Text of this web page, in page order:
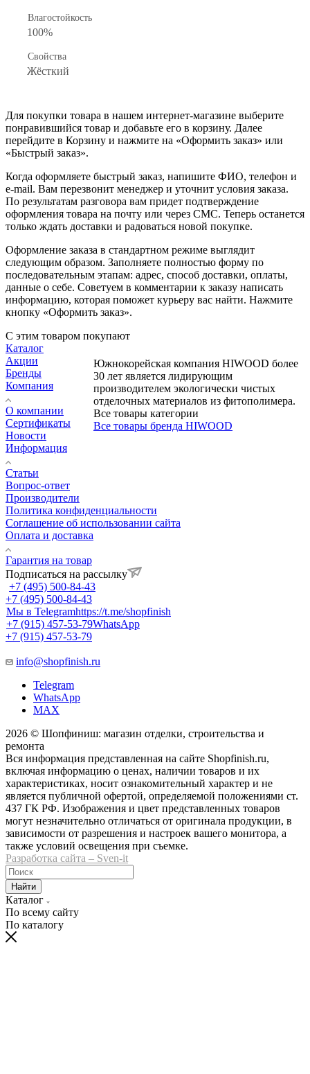
Влагостойкость
100%
Свойства
Жёсткий
Для покупки товара в нашем интернет-магазине выберите
понравившийся товар и добавьте его в корзину. Далее
перейдите в Корзину и нажмите на «Оформить заказ» или
«Быстрый заказ».
Когда оформляете быстрый заказ, напишите ФИО, телефон и
e-mail. Вам перезвонит менеджер и уточнит условия заказа.
По результатам разговора вам придет подтверждение
оформления товара на почту или через СМС. Теперь останется
только ждать доставки и радоваться новой покупке.
Оформление заказа в стандартном режиме выглядит
следующим образом. Заполняете полностью форму по
последовательным этапам: адрес, способ доставки, оплаты,
данные о себе. Советуем в комментарии к заказу написать
информацию, которая поможет курьеру вас найти. Нажмите
кнопку «Оформить заказ».
С этим товаром покупают
Южнокорейская компания HIWOOD более
30 лет является лидирующим
производителем экологически чистых
отделочных материалов из фитополимера.
Все товары категории
Все товары бренда HIWOOD
Каталог
Акции
Бренды
Компания
О компании
Сертификаты
Новости
Информация
Статьи
Вопрос-ответ
Производители
Политика конфиденциальности
Соглашение об использовании сайта
Оплата и доставка
Гарантия на товар
Подписаться на рассылку
+7 (495) 500-84-43
+7 (495) 500-84-43
Мы в Telegramhttps://t.me/shopfinish
+7 (915) 457-53-79WhatsApp
+7 (915) 457-53-79
info@shopfinish.ru
Telegram
WhatsApp
MAX
2026 © Шопфиниш: магазин отделки, строительства и
ремонта
Вся информация представленная на сайте Shopfinish.ru,
включая информацию о ценах, наличии товаров и их
характеристиках, носит ознакомительный характер и не
является публичной офертой, определяемой положениями ст.
437 ГК РФ. Изображения и цвет представленных товаров
могут незначительно отличаться от оригинала продукции, в
зависимости от разрешения и настроек вашего монитора, а
также условий освещения при съемке.
Разработка сайта – Sven-it
Найти
Каталог
По всему сайту
По каталогу